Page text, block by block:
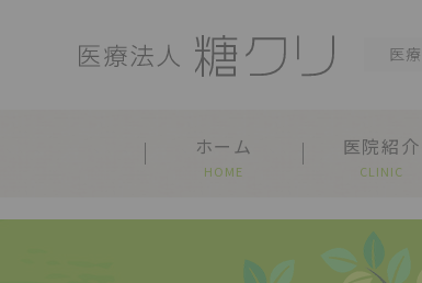
医
ホーム
HOME
医院紹介
CLINIC